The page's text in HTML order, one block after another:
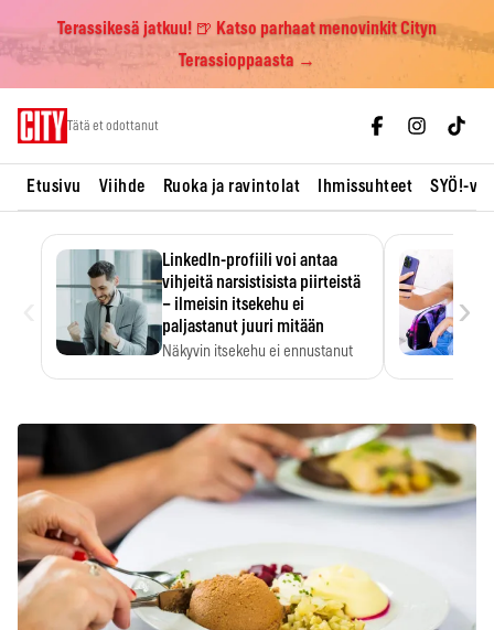
Terassikesä jatkuu! 🍺 Katso parhaat menovinkit Cityn
Terassioppaasta →
Tätä et odottanut
Etusivu Viihde Ruoka ja ravintolat Ihmissuhteet SYÖ!-
LinkedIn-profiili voi antaa
vihjeitä narsistisista piirteistä
– ilmeisin itsekehu ei
paljastanut juuri mitään
Näkyvin itsekehu ei ennustanut
›